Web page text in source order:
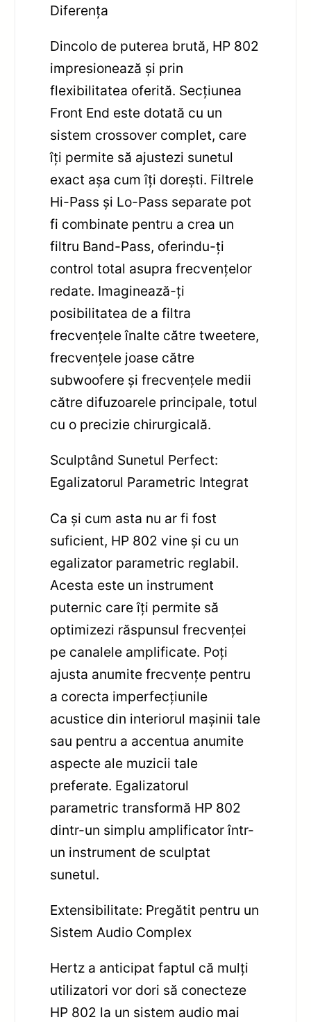
Diferența
Dincolo de puterea brută, HP 802
impresionează și prin
flexibilitatea oferită. Secțiunea
Front End este dotată cu un
sistem crossover complet, care
îți permite să ajustezi sunetul
exact așa cum îți dorești. Filtrele
Hi-Pass și Lo-Pass separate pot
fi combinate pentru a crea un
filtru Band-Pass, oferindu-ți
control total asupra frecvențelor
redate. Imaginează-ți
posibilitatea de a filtra
frecvențele înalte către tweetere,
frecvențele joase către
subwoofere și frecvențele medii
către difuzoarele principale, totul
cu o precizie chirurgicală.
Sculptând Sunetul Perfect:
Egalizatorul Parametric Integrat
Ca și cum asta nu ar fi fost
suficient, HP 802 vine și cu un
egalizator parametric reglabil.
Acesta este un instrument
puternic care îți permite să
optimizezi răspunsul frecvenței
pe canalele amplificate. Poți
ajusta anumite frecvențe pentru
a corecta imperfecțiunile
acustice din interiorul mașinii tale
sau pentru a accentua anumite
aspecte ale muzicii tale
preferate. Egalizatorul
parametric transformă HP 802
dintr-un simplu amplificator într-
un instrument de sculptat
sunetul.
Extensibilitate: Pregătit pentru un
Sistem Audio Complex
Hertz a anticipat faptul că mulți
utilizatori vor dori să conecteze
HP 802 la un sistem audio mai